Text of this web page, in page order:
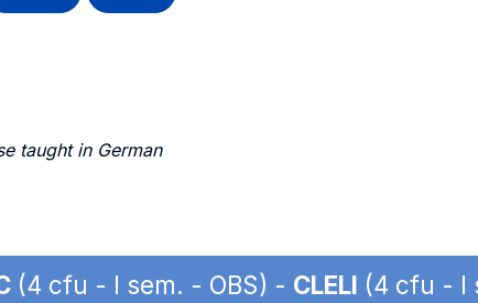
taught in German
(4 cfu - I sem. - OBS) - CLELI (4 cfu - I